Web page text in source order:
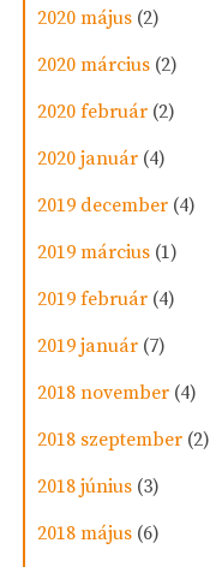
2020 május (2)
2020 március (2)
2020 február (2)
2020 január (4)
2019 december (4)
2019 március (1)
2019 február (4)
2019 január (7)
2018 november (4)
2018 szeptember (2)
2018 június (3)
2018 május (6)